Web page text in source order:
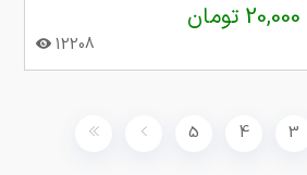
20,000 تومان
12208
3
4
5